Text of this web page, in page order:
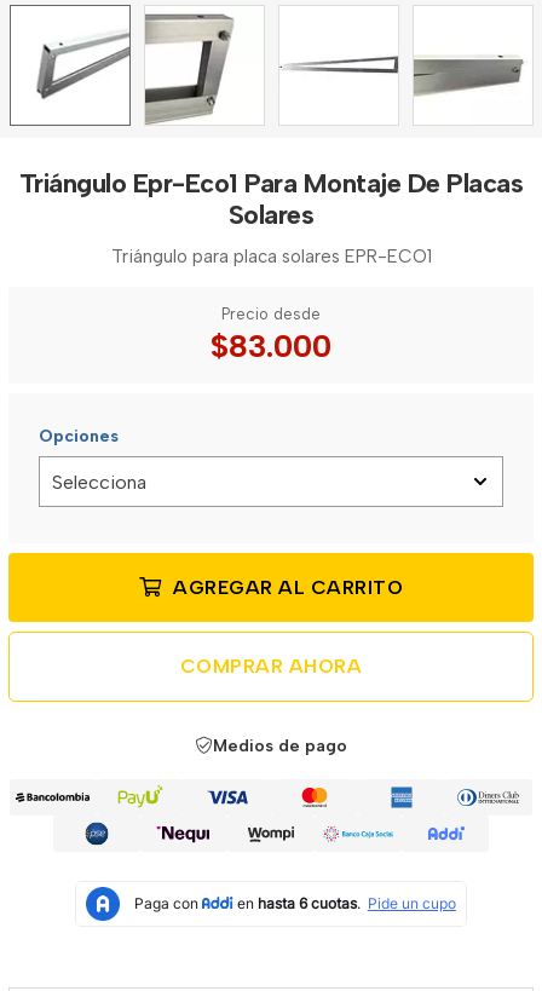
Triángulo Epr-Eco1 Para Montaje De Placas
Solares
Triángulo para placa solares EPR-ECO1
Precio desde
$83.000
Opciones
AGREGAR AL CARRITO
COMPRAR AHORA
Medios de pago